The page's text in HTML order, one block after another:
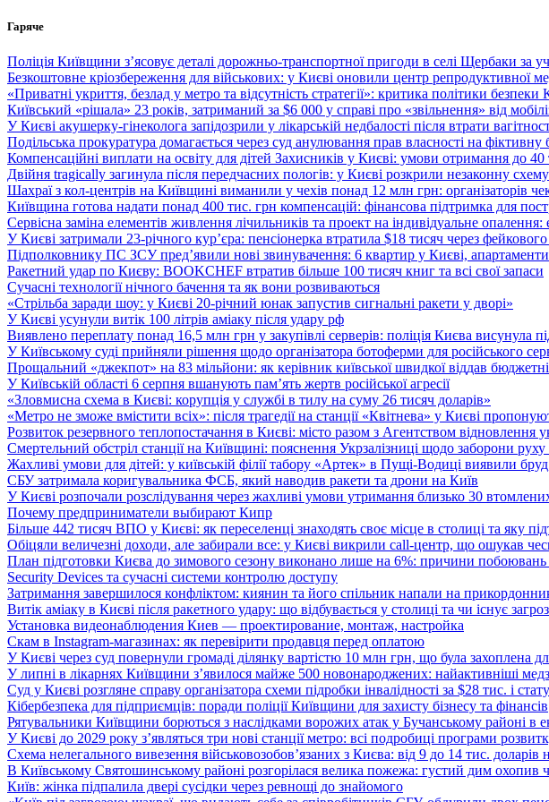
Перейти
вмісту
Гаряче
Поліція Київщини з’ясовує деталі дорожньо-транспортної пригоди в селі Щербаки за
Безкоштовне кріозбереження для військових: у Києві оновили центр репродуктивної
«Приватні укриття, безлад у метро та відсутність стратегії»: критика політики безпеки
Київський «рішала» 23 років, затриманий за $6 000 у справі про «звільнення» від
У Києві акушерку-гінеколога запідозрили у лікарській недбалості після втрати
Подільська прокуратура домагається через суд анулювання прав власності на фіктивну
Компенсаційні виплати на освіту для дітей Захисників у Києві: умови отримання до 40
Двійня tragically загинула після передчасних пологів: у Києві розкрили незаконну
Шахраї з кол-центрів на Київщині виманили у чехів понад 12 млн грн: організаторів
Київщина готова надати понад 400 тис. грн компенсацій: фінансова підтримка для
Сервісна заміна елементів живлення лічильників та проект на індивідуальне
У Києві затримали 23-річного кур’єра: пенсіонерка втратила $18 тисяч через
Підполковнику ПС ЗСУ пред’явили нові звинувачення: 6 квартир у Києві,
Ракетний удар по Києву: BOOKCHEF втратив більше 100 тисяч книг та всі свої запаси
Сучасні технології нічного бачення та як вони розвиваються
«Стрільба заради шоу: у Києві 20-річний юнак запустив сигнальні ракети у дворі»
У Києві усунули витік 100 літрів аміаку після удару рф
Виявлено переплату понад 16,5 млн грн у закупівлі серверів: поліція Києва висунула
У Київському суді прийняли рішення щодо організатора ботоферми для російського
Прощальний «джекпот» на 83 мільйони: як керівник київської швидкої віддав
У Київській області 6 серпня вшанують пам’ять жертв російської агресії
«Зловмисна схема в Києві: корупція у службі в тилу на суму 26 тисяч доларів»
«Метро не зможе вмістити всіх»: після трагедії на станції «Квітнева» у Києві
Розвиток резервного теплопостачання в Києві: місто разом з Агентством
Смертельний обстріл станції на Київщині: пояснення Укрзалізниці щодо заборони руху
Жахливі умови для дітей: у київській філії табору «Артек» в Пущі-Водиці виявили
СБУ затримала коригувальника ФСБ, який наводив ракети та дрони на Київ
У Києві розпочали розслідування через жахливі умови утримання близько 30
Почему предприниматели выбирают Кипр
Більше 442 тисяч ВПО у Києві: як переселенці знаходять своє місце в столиці та яку
Обіцяли величезні доходи, але забирали все: у Києві викрили call-центр, що ошукав
План підготовки Києва до зимового сезону виконано лише на 6%: причини
Security Devices та сучасні системи контролю доступу
Затримання завершилося конфліктом: киянин та його спільник напали на
Витік аміаку в Києві після ракетного удару: що відбувається у столиці та чи існує
Установка видеонаблюдения Киев — проектирование, монтаж, настройка
Скам в Instagram-магазинах: як перевірити продавця перед оплатою
У Києві через суд повернули громаді ділянку вартістю 10 млн грн, що була захоплена
У липні в лікарнях Київщини з’явилося майже 500 новонароджених: найактивніші
Суд у Києві розгляне справу організатора схеми підробки інвалідності за $28 тис. і
Кібербезпека для підприємців: поради поліції Київщини для захисту бізнесу та фінансів
Рятувальники Київщини борються з наслідками ворожих атак у Бучанському районі в
У Києві до 2029 року з’являться три нові станції метро: всі подробиці програми
Схема нелегального вивезення військовозобов’язаних з Києва: від 9 до 14 тис. доларів
В Київському Святошинському районі розгорілася велика пожежа: густий дим охопив
Київ: жінка підпалила двері сусідки через ревнощі до знайомого